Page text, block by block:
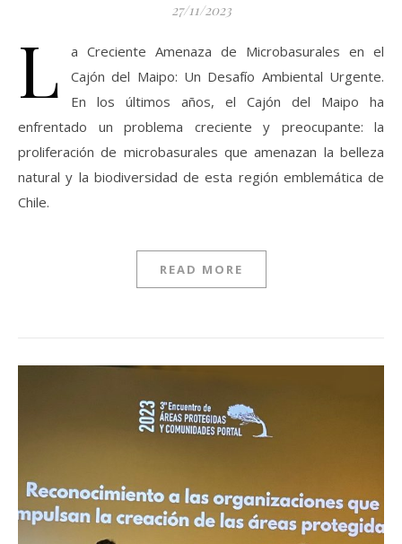
27/11/2023
L
a Creciente Amenaza de Microbasurales en el
Cajón del Maipo: Un Desafío Ambiental Urgente.
En los últimos años, el Cajón del Maipo ha
enfrentado un problema creciente y preocupante: la
proliferación de microbasurales que amenazan la belleza
natural y la biodiversidad de esta región emblemática de
Chile.
READ MORE